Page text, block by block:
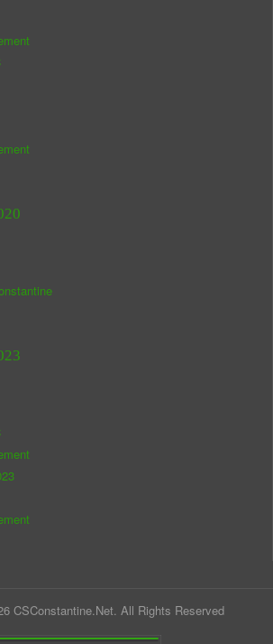
CSConstantine.Net. All Rights Reserved